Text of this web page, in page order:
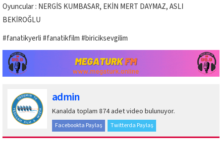
Oyuncular : NERGİS KUMBASAR, EKİN MERT DAYMAZ, ASLI
BEKİROĞLU
#fanatikyerli #fanatikfilm #biriciksevgilim
admin
Kanalda toplam 874 adet video bulunuyor.
Facebookta Paylaş Twitterda Paylaş